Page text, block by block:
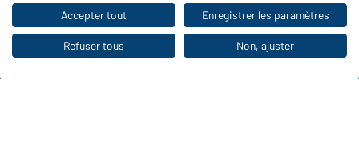
Vers la boutique pour particuliers
WORKWEAR COLLECTION
Le choix idéal pour les professionnels :
Accepter tout Enregistrer les paramètres
Refuser tous Non, ajuster